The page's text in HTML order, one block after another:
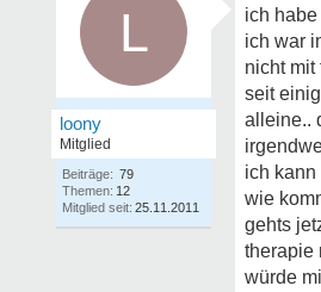
L
loony
Mitglied
Beiträge: 79
Themen: 12
Mitglied seit: 25.11.2011
ich
ich war
nicht mit
seit
alleine..
ich kann
wie
gehts
therapie
würde